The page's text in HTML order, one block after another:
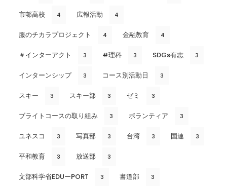
市邨高校 4 広報活動 4
服のチカラプロジェクト 4 金融教育 4
＃インターアクト 3 #理科 3 SDGs有志 3
インターンシップ 3 コース別活動日 3
スキー 3 スキー部 3 ゼミ 3
ブライトコースの取り組み 3 ボランティア 3
ユネスコ 3 写真部 3 台湾 3 国連 3
平和教育 3 放送部 3
文部科学省EDUーPORT 3 書道部 3